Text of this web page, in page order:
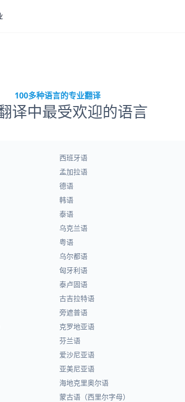
100多种语言的专业翻译
译中最受欢迎的语言
西班牙语
孟加拉语
德语
韩语
泰语
乌克兰语
粤语
乌尔都语
匈牙利语
泰卢固语
古吉拉特语
旁遮普语
克罗地亚语
芬兰语
爱沙尼亚语
亚美尼亚语
海地克里奥尔语
蒙古语（西里尔字母）